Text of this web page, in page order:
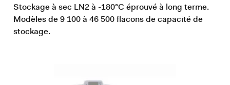
Stockage à sec LN2 à -180°C éprouvé à long terme.
Modèles de 9 100 à 46 500 flacons de capacité de
stockage.